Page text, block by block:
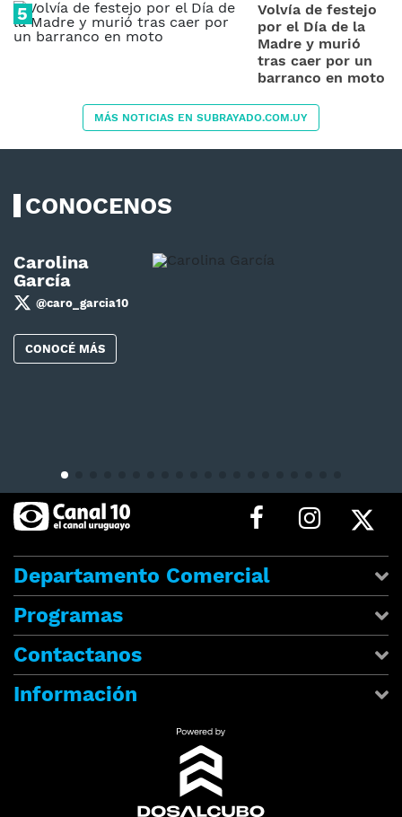
Volvía de festejo
por el Día de la
Madre y murió
tras caer por un
barranco en moto
MÁS NOTICIAS EN SUBRAYADO.COM.UY
CONOCENOS
Carolina
García
@caro_garcia10
CONOCÉ MÁS
Departamento Comercial
Programas
Contactanos
Información